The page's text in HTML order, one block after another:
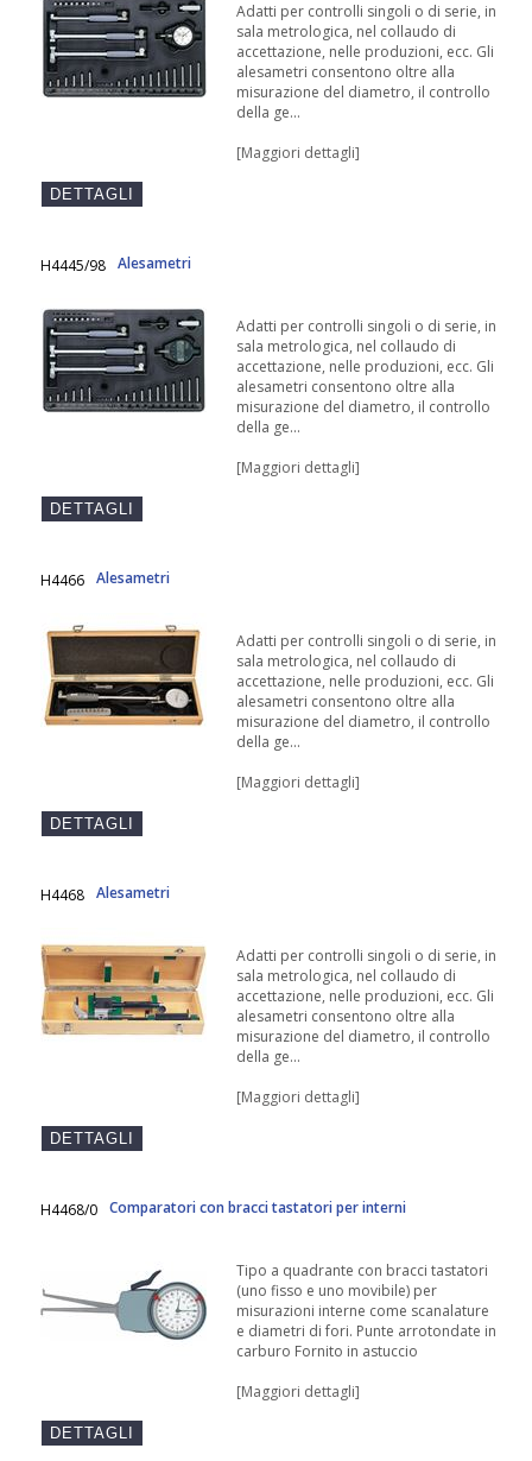
Adatti per controlli singoli o di serie, in
sala metrologica, nel collaudo di
accettazione, nelle produzioni, ecc. Gli
alesametri consentono oltre alla
misurazione del diametro, il controllo
della ge...
[Maggiori dettagli]
H4445/98 Alesametri
Adatti per controlli singoli o di serie, in
sala metrologica, nel collaudo di
accettazione, nelle produzioni, ecc. Gli
alesametri consentono oltre alla
misurazione del diametro, il controllo
della ge...
[Maggiori dettagli]
H4466 Alesametri
Adatti per controlli singoli o di serie, in
sala metrologica, nel collaudo di
accettazione, nelle produzioni, ecc. Gli
alesametri consentono oltre alla
misurazione del diametro, il controllo
della ge...
[Maggiori dettagli]
H4468 Alesametri
Adatti per controlli singoli o di serie, in
sala metrologica, nel collaudo di
accettazione, nelle produzioni, ecc. Gli
alesametri consentono oltre alla
misurazione del diametro, il controllo
della ge...
[Maggiori dettagli]
H4468/0 Comparatori con bracci tastatori per interni
Tipo a quadrante con bracci tastatori
(uno fisso e uno movibile) per
misurazioni interne come scanalature
e diametri di fori. Punte arrotondate in
carburo Fornito in astuccio
[Maggiori dettagli]